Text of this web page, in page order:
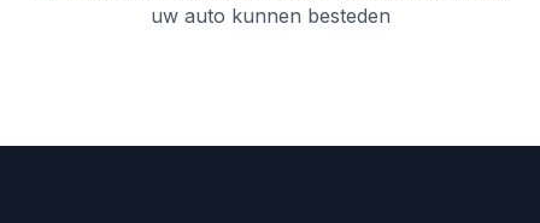
uw auto kunnen besteden